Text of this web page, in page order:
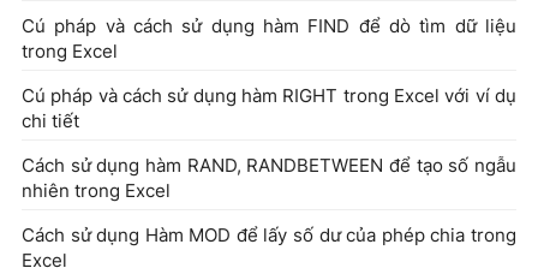
Cú pháp và cách sử dụng hàm FIND để dò tìm dữ liệu
trong Excel
Cú pháp và cách sử dụng hàm RIGHT trong Excel với ví dụ
chi tiết
Cách sử dụng hàm RAND, RANDBETWEEN để tạo số ngẫu
nhiên trong Excel
Cách sử dụng Hàm MOD để lấy số dư của phép chia trong
Excel